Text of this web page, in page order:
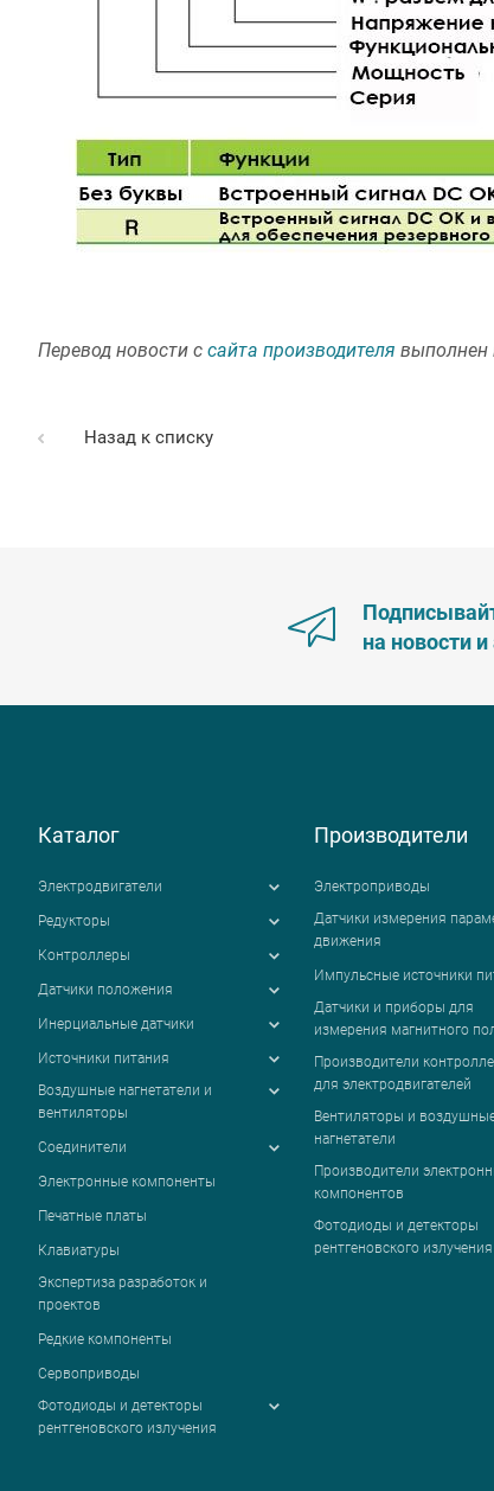
Перевод новости с сайта производителя
Назад к списку
на новости
Каталог
Электродвигатели
Редукторы
Контроллеры
Датчики положения
Инерциальные датчики
Источники питания
Воздушные нагнетатели и
вентиляторы
Соединители
Электронные компоненты
Печатные платы
Клавиатуры
Экспертиза разработок и
проектов
Редкие компоненты
Сервоприводы
Фотодиоды и детекторы
рентгеновского излучения
Производители
Электроприводы
Датчики измерения
движения
Импульсные источники
Датчики и приборы для
измерения магнитного
Производители
для электродвигателей
Вентиляторы и
нагнетатели
Производители
компонентов
Фотодиоды и детекторы
рентгеновского излучения